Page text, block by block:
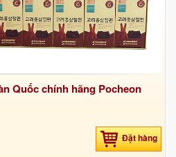
Quốc chính hãng Pocheon
Đặt hàng